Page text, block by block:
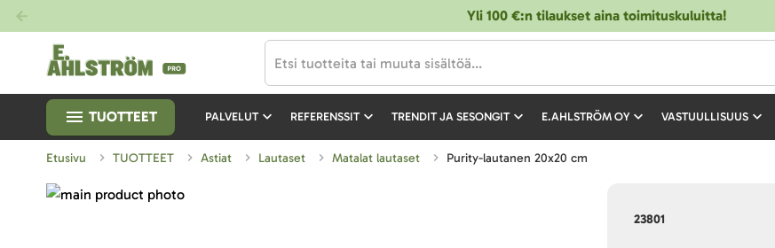
Yli 100 €:n tilaukset aina toimituskuluitta!
TUOTTEET PALVELUT REFERENSSIT TRENDIT JA SESONGIT E.AHLSTRÖM OY VASTUULLISUUS
Etusivu TUOTTEET Astiat Lautaset Matalat lautaset Purity-lautanen 20x20 cm
23801
Skip